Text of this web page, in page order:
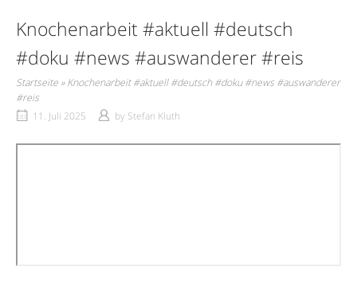
Knochenarbeit #aktuell #deutsch
#doku #news #auswanderer #reis
Startseite »Knochenarbeit #aktuell #deutsch #doku #news #auswanderer
#reis
11. Juli 2025
by Stefan Kluth